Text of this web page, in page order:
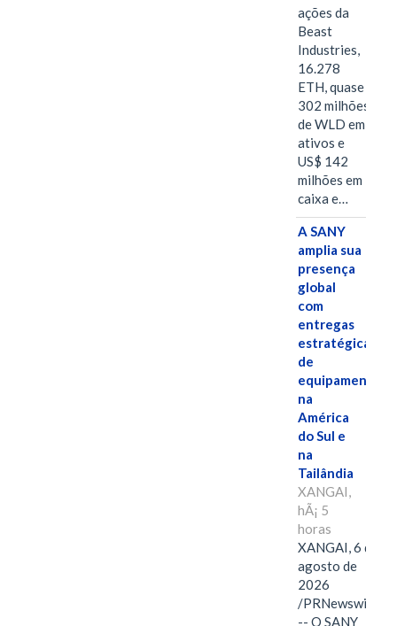
ações da
Beast
Industries,
16.278
ETH, quase
302 milhões
de WLD em
ativos e
US$ 142
milhões em
caixa e…
A SANY
amplia sua
presença
global
com
entregas
estratégicas
de
equipamentos
na
América
do Sul e
na
Tailândia
XANGAI,
hÃ¡ 5
horas
XANGAI, 6 de
agosto de
2026
/PRNewswire/
-- O SANY